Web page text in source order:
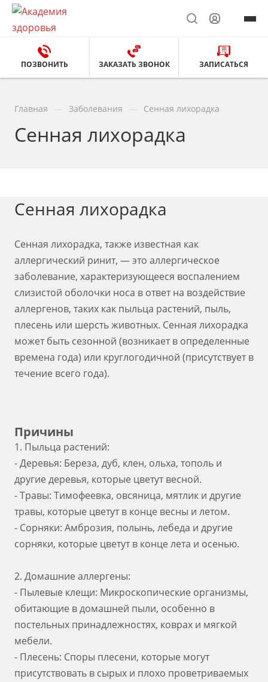
ПОЗВОНИТЬ ЗАКАЗАТЬ ЗВОНОК ЗАПИСАТЬСЯ
Главная Заболевания Сенная лихорадка
Сенная лихорадка
Сенная лихорадка
Сенная лихорадка, также известная как
аллергический ринит, — это аллергическое
заболевание, характеризующееся воспалением
слизистой оболочки носа в ответ на воздействие
аллергенов, таких как пыльца растений, пыль,
плесень или шерсть животных. Сенная лихорадка
может быть сезонной (возникает в определенные
времена года) или круглогодичной (присутствует в
течение всего года).
Причины
1. Пыльца растений:
- Деревья: Береза, дуб, клен, ольха, тополь и
другие деревья, которые цветут весной.
- Травы: Тимофеевка, овсяница, мятлик и другие
травы, которые цветут в конце весны и летом.
- Сорняки: Амброзия, полынь, лебеда и другие
сорняки, которые цветут в конце лета и осенью.
2. Домашние аллергены:
- Пылевые клещи: Микроскопические организмы,
обитающие в домашней пыли, особенно в
постельных принадлежностях, коврах и мягкой
мебели.
- Плесень: Споры плесени, которые могут
присутствовать в сырых и плохо проветриваемых